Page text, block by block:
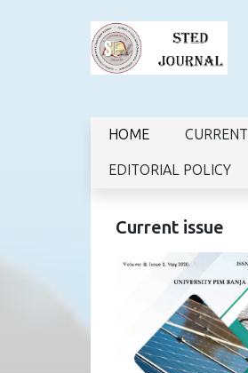
HOME CURRENT
EDITORIAL POLICY
Current issue